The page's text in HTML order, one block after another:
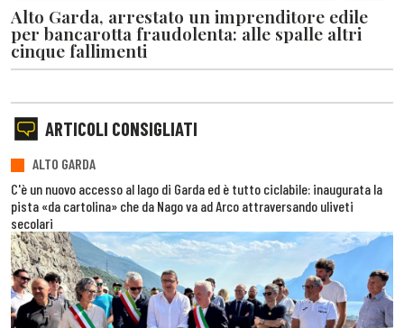
Alto Garda, arrestato un imprenditore edile
per bancarotta fraudolenta: alle spalle altri
cinque fallimenti
ARTICOLI CONSIGLIATI
ALTO GARDA
C'è un nuovo accesso al lago di Garda ed è tutto ciclabile: inaugurata la
pista «da cartolina» che da Nago va ad Arco attraversando uliveti
secolari